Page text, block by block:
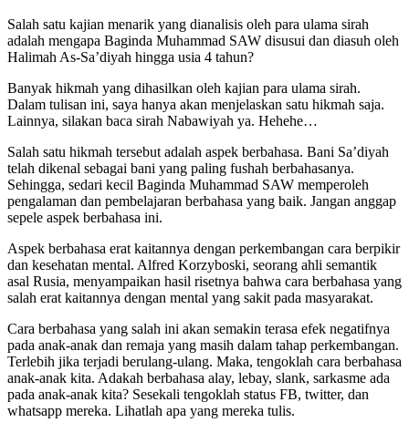
Salah satu kajian menarik yang dianalisis oleh para ulama sirah
adalah mengapa Baginda Muhammad SAW disusui dan diasuh oleh
Halimah As-Sa’diyah hingga usia 4 tahun?
Banyak hikmah yang dihasilkan oleh kajian para ulama sirah.
Dalam tulisan ini, saya hanya akan menjelaskan satu hikmah saja.
Lainnya, silakan baca sirah Nabawiyah ya. Hehehe…
Salah satu hikmah tersebut adalah aspek berbahasa. Bani Sa’diyah
telah dikenal sebagai bani yang paling fushah berbahasanya.
Sehingga, sedari kecil Baginda Muhammad SAW memperoleh
pengalaman dan pembelajaran berbahasa yang baik. Jangan anggap
sepele aspek berbahasa ini.
Aspek berbahasa erat kaitannya dengan perkembangan cara berpikir
dan kesehatan mental. Alfred Korzyboski, seorang ahli semantik
asal Rusia, menyampaikan hasil risetnya bahwa cara berbahasa yang
salah erat kaitannya dengan mental yang sakit pada masyarakat.
Cara berbahasa yang salah ini akan semakin terasa efek negatifnya
pada anak-anak dan remaja yang masih dalam tahap perkembangan.
Terlebih jika terjadi berulang-ulang. Maka, tengoklah cara berbahasa
anak-anak kita. Adakah berbahasa alay, lebay, slank, sarkasme ada
pada anak-anak kita? Sesekali tengoklah status FB, twitter, dan
whatsapp mereka. Lihatlah apa yang mereka tulis.